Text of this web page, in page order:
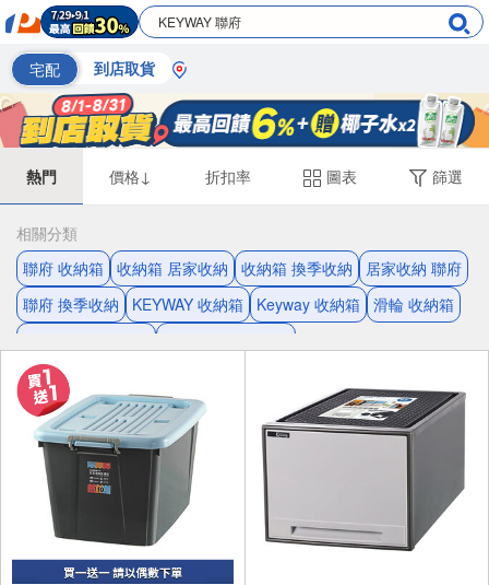
宅配 到店取貨
熱門 價格↓ 折扣率 圖表 篩選
相關分類
聯府 收納箱 收納箱 居家收納 收納箱 換季收納
居家收納 聯府
聯府 換季收納
KEYWAY 收納箱 Keyway 收納箱 滑輪 收納箱